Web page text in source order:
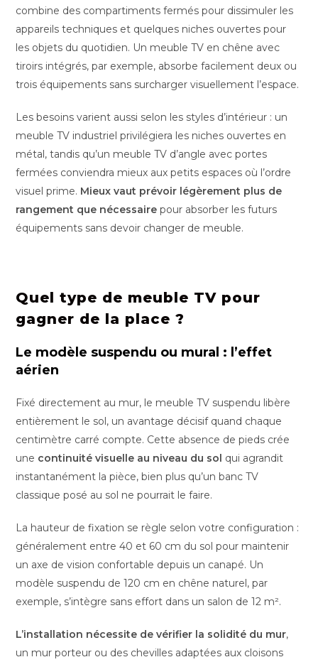
combine des compartiments fermés pour dissimuler les
appareils techniques et quelques niches ouvertes pour
les objets du quotidien. Un meuble TV en chêne avec
tiroirs intégrés, par exemple, absorbe facilement deux ou
trois équipements sans surcharger visuellement l’espace.
Les besoins varient aussi selon les styles d’intérieur : un
meuble TV industriel privilégiera les niches ouvertes en
métal, tandis qu’un meuble TV d’angle avec portes
fermées conviendra mieux aux petits espaces où l’ordre
visuel prime. Mieux vaut prévoir légèrement plus de
rangement que nécessaire pour absorber les futurs
équipements sans devoir changer de meuble.
Quel type de meuble TV pour
gagner de la place ?
Le modèle suspendu ou mural : l’effet
aérien
Fixé directement au mur, le meuble TV suspendu libère
entièrement le sol, un avantage décisif quand chaque
centimètre carré compte. Cette absence de pieds crée
une continuité visuelle au niveau du sol qui agrandit
instantanément la pièce, bien plus qu’un banc TV
classique posé au sol ne pourrait le faire.
La hauteur de fixation se règle selon votre configuration :
généralement entre 40 et 60 cm du sol pour maintenir
un axe de vision confortable depuis un canapé. Un
modèle suspendu de 120 cm en chêne naturel, par
exemple, s’intègre sans effort dans un salon de 12 m².
L’installation nécessite de vérifier la solidité du mur,
un mur porteur ou des chevilles adaptées aux cloisons